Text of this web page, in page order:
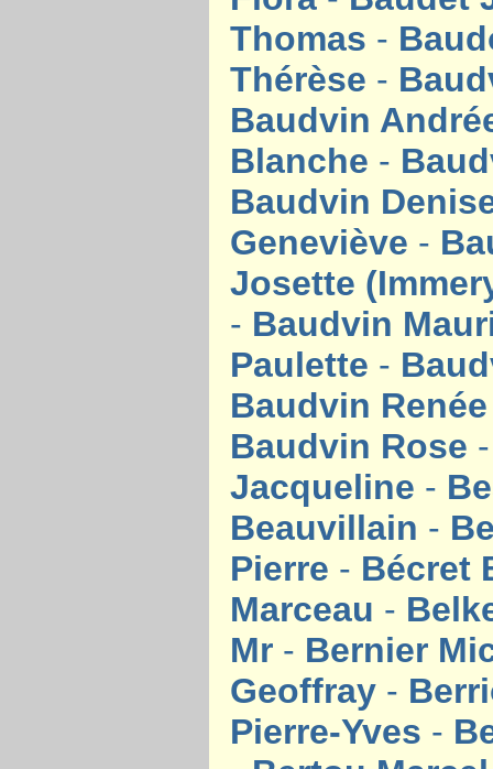
Thomas -
Thérèse -
Baudvin
Blanche -
Baudvin
Geneviève -
Josette
- Baudvin
Paulette -
Baudvin
Baudvin Rose
Jacqueline -
Beauvillain -
Pierre - Bécret
Marceau -
Mr - Bernier
Geoffray -
Pierre-Yves -